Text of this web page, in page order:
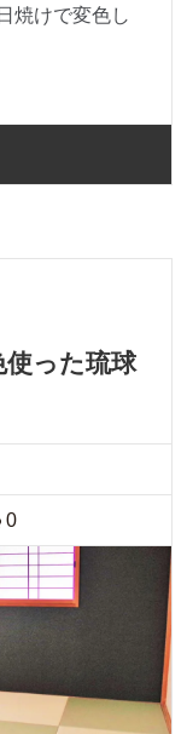
焼けで変色し
使った琉球
0